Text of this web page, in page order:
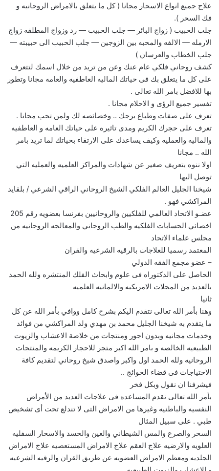
علاج جميع انواع الاسحار مجانا ( كل ما يتعلق بالامراض الروحانيه و
فك السحر ).
جلب الحبيب ( زواج البائر — جلب الحبيب — رد وزواج المطلقه زواج
الارمله — الالفه والمحبه بين الزوجين — جلب الحبيب الى حبيبته —
جلب الخطاب والعرسان )
كشف روحاني فلكي عام عنك وعن من تريد من خلال اسمك لتتعرف
على كل ما يتعلق بك فى حياتك الماليه العاطفيه والعامه مجانا وتطور
بها للافضل بامر الله تعالى .
تفسير جميع الرؤى و الاحلام مجانا .
تعرف على صفات وطباع برجك .. وخصائصه لك ولمن تحب مجانا .
تعرف على حجرك الكريم ومدى تاثيره على حياتك العامه و العاطفيه
والماليه والعمليه وكيف يساعدك على الارتقاء بحياتك لما تريد بامر
الله .. مجانا
اولا ننوه بتعريف صغير عن شهادات والمراكز العلميه والعمليه التي
توصل اليها
شيخنا الجليل العالم الفلكي الشيخ الروحاني الراقي الشرعي / بلقايد
المراكشي فهو .
عضـو الاتحاد العالمي للفلكيين والروحانيين بفرنسا بعضويه رقم 205
اخصائي الحسابات الفلكيه والطب الروحاني والمعالجه الروحانيه من
مجلس علماء الاتحاد
المعتمد رسميا للعلاجات بالرقيه الشرعيه والقران
– عضو مجمع الفقه الدولي
الحاصل على الدكتوراه فى علوم وابحاث الفلك المنتشره ولله الحمد
بالعديد من المجلات الامريكيه والالمانيه العلميه
ثانيا
وهنا بأمر الله تعالى نتقدم اليكم بشرح كامل ووافي بأمر الله عن كل
ما يتقدم به شيخنا الجليل محمد بن مهدي ولد المراكشي من فوائد
وخدمات مجانيه وبدون اجور ومنتجات من خلاصة الاعشاب والزيوت
الطبيعيه الخالصه و بامر الله اكبر متجر للاحجار الكريمه والمنتجات
الروحانيه ولله الحمد اول واكبر واصدق شيخ روحاني لتقديم كافة
الاحتياجات فى قضاء الحوائج ..
فيشرفنا ان نقول وبكل فخر
بأمر الله تعالى نقدم المساعده فى علاجات العديد من الأمراض
النفسيه والباطنيه وغيرها من الامراض التى لا تندلع تحت أى تشخيص
طبي . على سبيل المثال
السحر والصرع والمس الشيطاني والعين والحسد والاسحار السفليه
العلويه والارضيه علاج العقم علاج الامراض المستعصيه علاج الامراض
الجلديه ومعظم الامراض العضويه عن طريق القران والرقيه الشرعيه